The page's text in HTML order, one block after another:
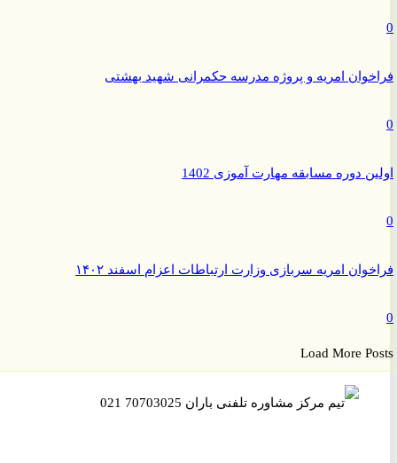
امریه و پروژه مدرسه حکمرانی شهید بهشتی
دوره مسابقه مهارت آموزی 1402
امریه سربازی وزارت ارتباطات اعزام اسفند ۱۴۰۲
Load More